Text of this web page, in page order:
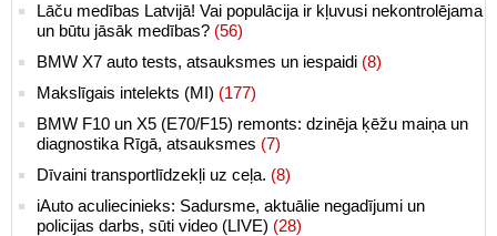
Lāču medības Latvijā! Vai populācija ir kļuvusi nekontrolējama
un būtu jāsāk medības? (56)
BMW X7 auto tests, atsauksmes un iespaidi (8)
Makslīgais intelekts (MI) (177)
BMW F10 un X5 (E70/F15) remonts: dzinēja ķēžu maiņa un
diagnostika Rīgā, atsauksmes (7)
Dīvaini transportlīdzekļi uz ceļa. (8)
iAuto aculiecinieks: Sadursme, aktuālie negadījumi un
policijas darbs, sūti video (LIVE) (28)